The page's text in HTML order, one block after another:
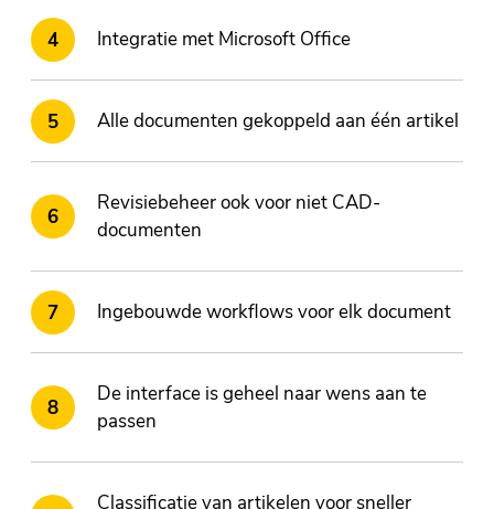
Integratie met Microsoft Office
Alle documenten gekoppeld aan één artikel
Revisiebeheer ook voor niet CAD-
documenten
Ingebouwde workflows voor elk document
De interface is geheel naar wens aan te
passen
Classificatie van artikelen voor sneller